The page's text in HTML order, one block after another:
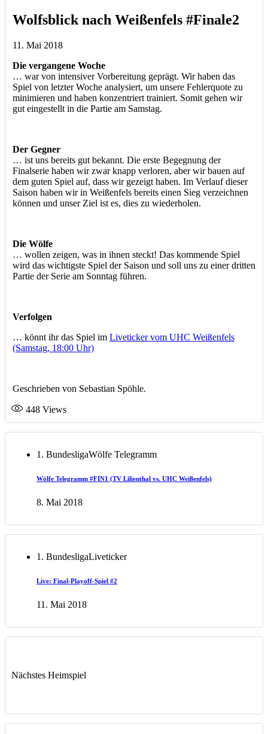
Wolfsblick nach Weißenfels #Finale2
11. Mai 2018
Die vergangene Woche
… war von intensiver Vorbereitung geprägt. Wir haben das
Spiel von letzter Woche analysiert, um unsere Fehlerquote zu
minimieren und haben konzentriert trainiert. Somit gehen wir
gut eingestellt in die Partie am Samstag.
Der Gegner
… ist uns bereits gut bekannt. Die erste Begegnung der
Finalserie haben wir zwar knapp verloren, aber wir bauen auf
dem guten Spiel auf, dass wir gezeigt haben. Im Verlauf dieser
Saison haben wir in Weißenfels bereits einen Sieg verzeichnen
können und unser Ziel ist es, dies zu wiederholen.
Die Wölfe
… wollen zeigen, was in ihnen steckt! Das kommende Spiel
wird das wichtigste Spiel der Saison und soll uns zu einer dritten
Partie der Serie am Sonntag führen.
Verfolgen
… könnt ihr das Spiel im Liveticker vom UHC Weißenfels
(Samstag, 18:00 Uhr)
Geschrieben von Sebastian Spöhle.
448 Views
1. BundesligaWölfe Telegramm
Wölfe Telegramm #FIN1 (TV Lilienthal vs. UHC Weißenfels)
8. Mai 2018
1. BundesligaLiveticker
Live: Final-Playoff-Spiel #2
11. Mai 2018
Nächstes Heimspiel